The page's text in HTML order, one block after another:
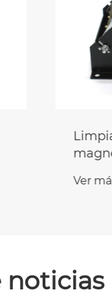
de refrigerante
noticias